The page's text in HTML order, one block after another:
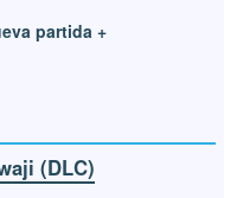
partida +
(DLC)